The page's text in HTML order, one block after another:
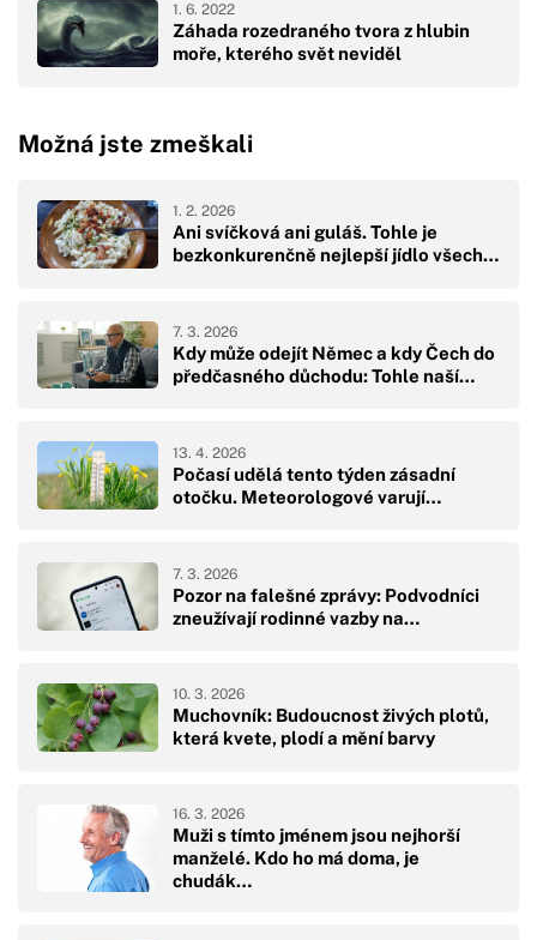
Záhada rozedraného tvora z hlubin
moře, kterého svět neviděl
1. 6. 2022
Možná jste zmeškali
Ani svíčková ani guláš. Tohle je
bezkonkurenčně nejlepší jídlo všech…
1. 2. 2026
Kdy může odejít Němec a kdy Čech do
předčasného důchodu: Tohle naší…
7. 3. 2026
Počasí udělá tento týden zásadní
otočku. Meteorologové varují…
13. 4. 2026
Pozor na falešné zprávy: Podvodníci
zneužívají rodinné vazby na…
7. 3. 2026
Muchovník: Budoucnost živých plotů,
která kvete, plodí a mění barvy
10. 3. 2026
Muži s tímto jménem jsou nejhorší
manželé. Kdo ho má doma, je
chudák…
16. 3. 2026